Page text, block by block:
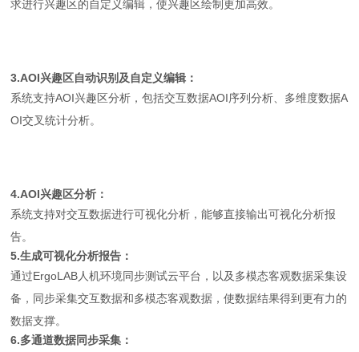
求进行兴趣区的自定义编辑，使兴趣区绘制更加高效。
3.AOI兴趣区自动识别及自定义编辑：
系统支持AOI兴趣区分析，包括交互数据AOI序列分析、多维度数据A
OI交叉统计分析。
4.AOI兴趣区分析：
系统支持对交互数据进行可视化分析，能够直接输出可视化分析报
告。
5.生成可视化分析报告：
通过ErgoLAB人机环境同步测试云平台，以及多模态客观数据采集设
备，同步采集交互数据和多模态客观数据，使数据结果得到更有力的
数据支撑。
6.多通道数据同步采集：